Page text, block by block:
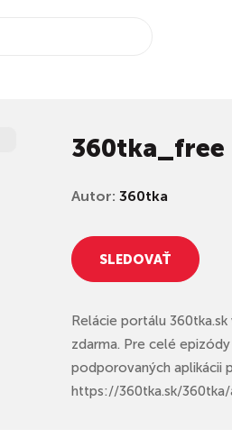
360tka_free
Autor: 360tka
SLEDOVAŤ
Relácie portálu
zdarma. Pre celé
podporovaných aplikácii
https://360tka.sk/360tka/